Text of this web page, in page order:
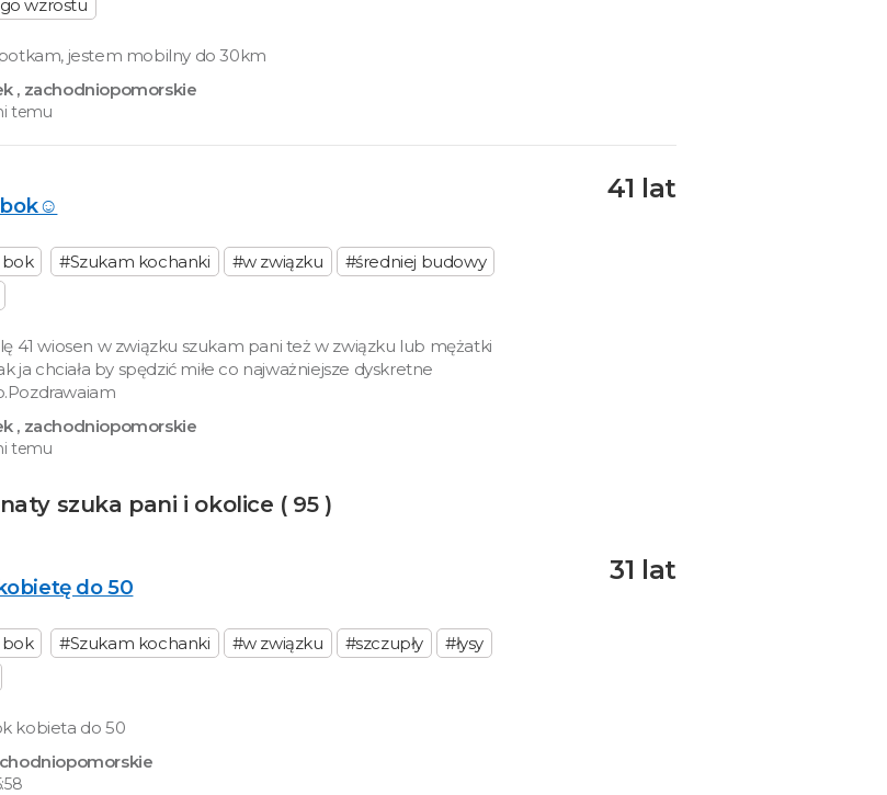
wzrostu
jestem mobilny do 30km
, zachodniopomorskie
temu
bok #Szukam kochanki #w związku
#średniej budowy
41 wiosen w związku szukam pani też w związku lub mężatki
ja chciała by spędzić miłe co najważniejsze dyskretne
, zachodniopomorskie
temu
41 lat
szuka pani i okolice ( 95 )
do 50
bok #Szukam kochanki #w związku #szczupły
#łysy
kobieta do 50
31 lat